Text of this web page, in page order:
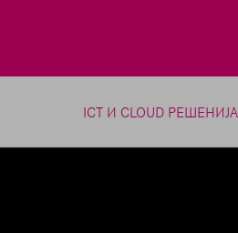
ICT И CLOUD РЕШЕНИЈА